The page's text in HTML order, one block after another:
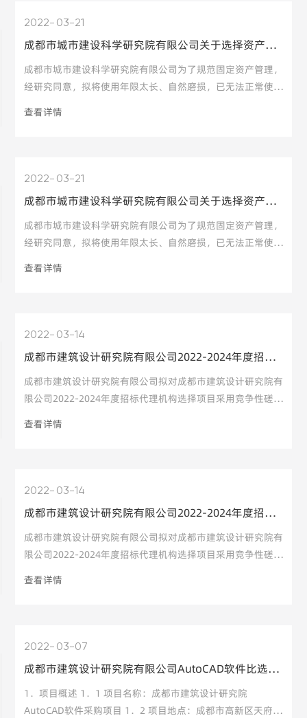
现将比选结果公示如下：
中选人：四川昌正工程咨询有限公司
四川中诚瑞招标代理有限责任公司
03-21
2022
成都市城市建设科学研究院有限公司关于选择资产评估机构的公告
成都市城市建设科学研究院有限公司为了规范固定资产管理，
经研究同意，拟将使用年限太长、自然磨损，已无法正常使用
并达到报废年限要求的电子设备、机械设备、办公设备以及其
他设备按程序作报废处置。现就待报废资产选择评估机构进行
查看详情
03-21
2022
成都市城市建设科学研究院有限公司关于选择资产评估机构的公告
成都市城市建设科学研究院有限公司为了规范固定资产管理，
经研究同意，拟将使用年限太长、自然磨损，已无法正常使用
并达到报废年限要求的电子设备、机械设备、办公设备以及其
他设备按程序作报废处置。现就待报废资产选择评估机构进行
一、资格要求
(一）评估机构办公地点应在成都市
查看详情
03-14
2022
成都市建筑设计研究院有限公司2022-2024年度招标代理机构选择项目竞争性磋商邀请公告
成都市建筑设计研究院有限公司拟对成都市建筑设计研究院有
限公司2022-2024年度招标代理机构选择项目采用竞争性磋商
方式进行采购，特邀请合格的供应商参加该项目的竞争性磋
商，本项目设置3名成交供应商。
一、项目名称：成都市建筑设计研究院有限公司2022-2024年
二、服务内容及服务期
查看详情
03-14
2022
成都市建筑设计研究院有限公司2022-2024年度招标代理机构选择项目竞争性磋商邀请公告
成都市建筑设计研究院有限公司拟对成都市建筑设计研究院有
限公司2022-2024年度招标代理机构选择项目采用竞争性磋商
方式进行采购，特邀请合格的供应商参加该项目的竞争性磋
商，本项目设置3名成交供应商。
一、项目名称：成都市建筑设计研究院有限公司2022-2024年
二、服务内容及服务期
查看详情
03-07
2022
成都市建筑设计研究院有限公司AutoCAD软件比选公告
1．项目概述 1．1 项目名称：成都市建筑设计研究院
AutoCAD软件采购项目 1．2 项目地点：成都市高新区天府四